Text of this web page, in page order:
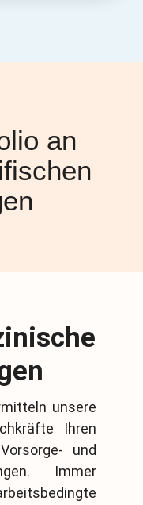
an
unsere
Ihren
und
Immer